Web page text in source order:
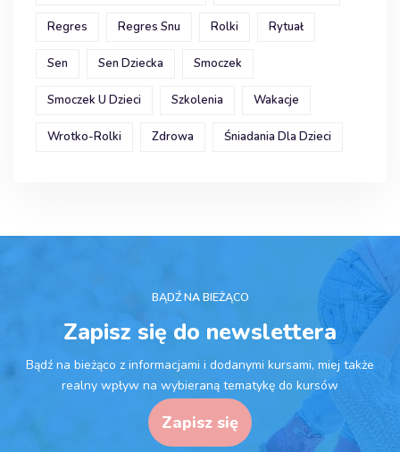
Regres Regres Snu Rolki Rytuał
Sen Sen Dziecka Smoczek
Smoczek U Dzieci Szkolenia Wakacje
Wrotko-Rolki Zdrowa Śniadania Dla Dzieci
BĄDŹ NA BIEŻĄCO
Zapisz się do newslettera
Bądź na bieżąco z informacjami i dodanymi kursami, miej także
realny wpływ na wybieraną tematykę do kursów
Zapisz się